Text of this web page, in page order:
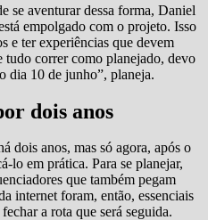
se aventurar dessa forma, Daniel
empolgado com o projeto. Isso
e ter experiências que devem
tudo correr como planejado, devo
dia 10 de junho”, planeja.
dois anos
dois anos, mas só agora, após o
lo em prática. Para se planejar,
que também pegam
internet foram, então, essenciais
a rota que será seguida.